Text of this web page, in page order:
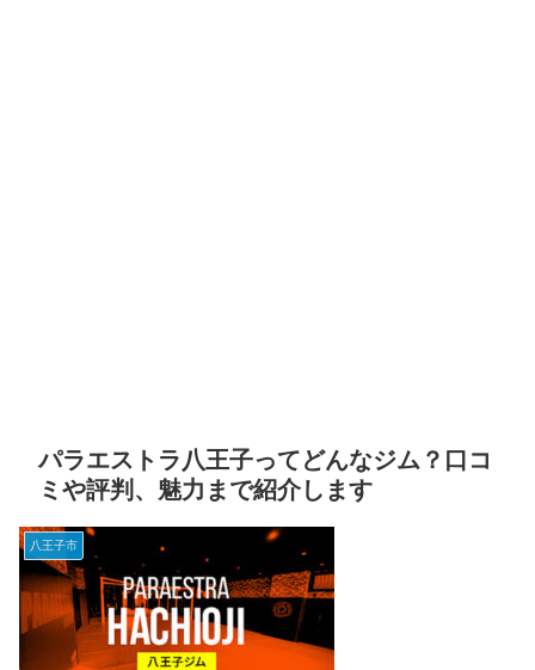
パラエストラ八王子ってどんなジム？口コ
ミや評判、魅力まで紹介します
八王子市